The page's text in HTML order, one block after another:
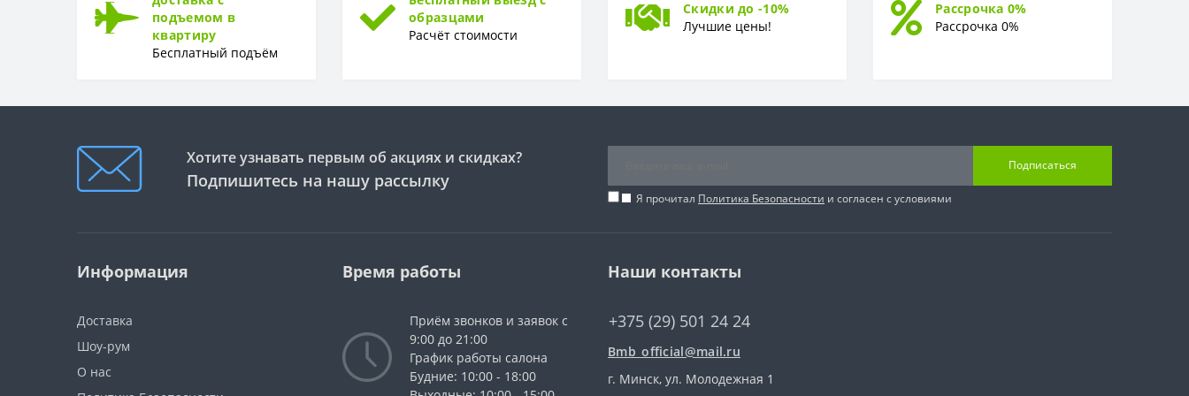
подъемом в
квартиру
Бесплатный подъём
образцами
Расчёт стоимости
Скидки до -10%
Лучшие цены!
Рассрочка 0%
Рассрочка 0%
Хотите узнавать первым об акциях и скидках?
Подпишитесь на нашу рассылку
Подписаться
Я прочитал Политика Безопасности и согласен с условиями
Информация
Доставка
Шоу-рум
О нас
Время работы
Приём звонков и заявок с
9:00 до 21:00
График работы салона
Будние: 10:00 - 18:00
Наши контакты
+375 (29) 501 24 24
Bmb_official@mail.ru
г. Минск, ул. Молодежная 1